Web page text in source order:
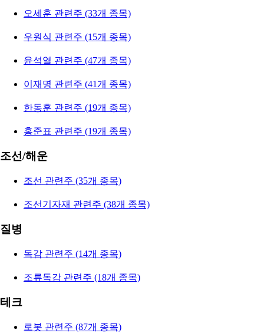
오세훈 관련주 (33개 종목)
우원식 관련주 (15개 종목)
윤석열 관련주 (47개 종목)
이재명 관련주 (41개 종목)
한동훈 관련주 (19개 종목)
홍준표 관련주 (19개 종목)
조선/해운
조선 관련주 (35개 종목)
조선기자재 관련주 (38개 종목)
질병
독감 관련주 (14개 종목)
조류독감 관련주 (18개 종목)
테크
로봇 관련주 (87개 종목)